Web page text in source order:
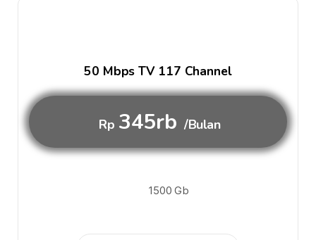
50 Mbps TV 117 Channel
Rp 345rb /Bulan
1500 Gb